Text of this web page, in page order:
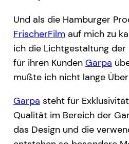
Und als die Hamburger
FrischerFilm auf mich zu
ich die Lichtgestaltung der
für ihren Kunden Garpa
mußte ich nicht lange
Garpa steht für
Qualität im Bereich der
das Design und die